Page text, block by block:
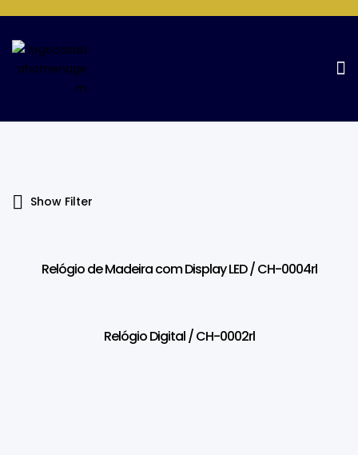
Products Tagged “alarme”
Home Page
Show Filter
Relógio de Madeira com Display LED / CH-0004rl
Relógio Digital / CH-0002rl